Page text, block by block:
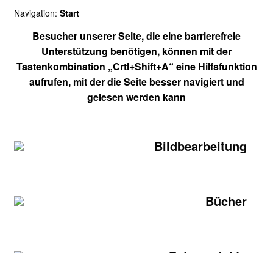
Navigation: Start
Besucher unserer Seite, die eine barrierefreie
Unterstützung benötigen, können mit der
Tastenkombination „Crtl+Shift+A“ eine Hilfsfunktion
aufrufen, mit der die Seite besser navigiert und
gelesen werden kann
Bildbearbeitung
Bücher